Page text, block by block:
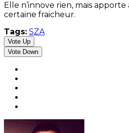
Elle n’innove rien, mais
certaine fraicheur.
Tags: SZA
Vote Up
Vote Down